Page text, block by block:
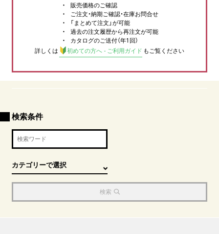
販売価格のご確認
ご注文・納期ご確認・在庫お問合せ
「まとめて注文」が可能
過去の注文履歴から再注文が可能
カタログのご送付（年1回）
詳しくは
初めての方へ - ご利用ガイド もご覧ください
検索条件
検索